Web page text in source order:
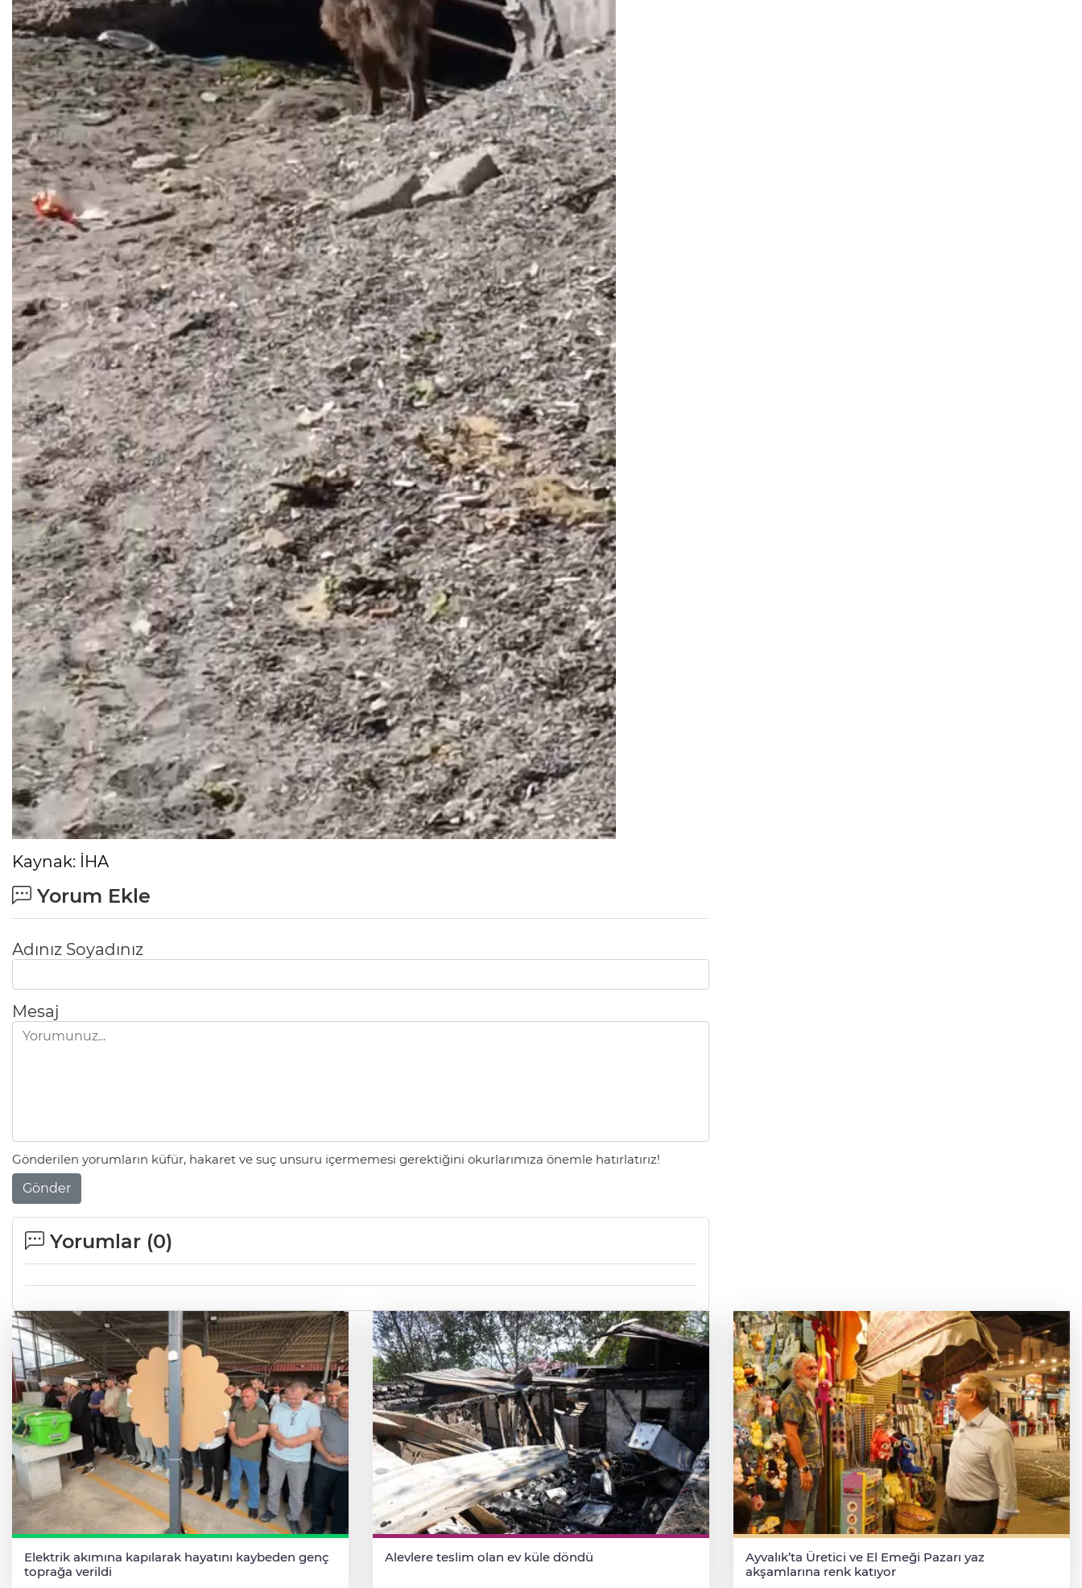
Kaynak: İHA
Yorum Ekle
Adınız Soyadınız
Mesaj
Gönderilen yorumların küfür, hakaret ve suç unsuru içermemesi gerektiğini okurlarımıza önemle hatırlatırız!
Gönder
Yorumlar (0)
Elektrik akımına kapılarak hayatını kaybeden genç
toprağa verildi
Alevlere teslim olan ev küle döndü
Ayvalık’ta Üretici ve El Emeği Pazarı yaz
akşamlarına renk katıyor